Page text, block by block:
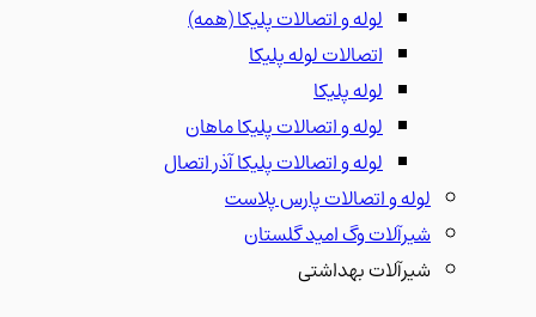
لوله و اتصالات پلیکا(همه)
اتصالات لوله پلیکا
لوله پلیکا
لوله و اتصالات پلیکا ماهان
لوله و اتصالات پلیکا آذر اتصال
لوله و اتصالات پارس پلاست
شیرآلات وگ امید گلستان
شیرآلات بهداشتی